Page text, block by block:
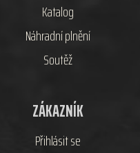
Katalog
Náhradní plnění
Soutěž
ZÁKAZNÍK
Přihlásit se